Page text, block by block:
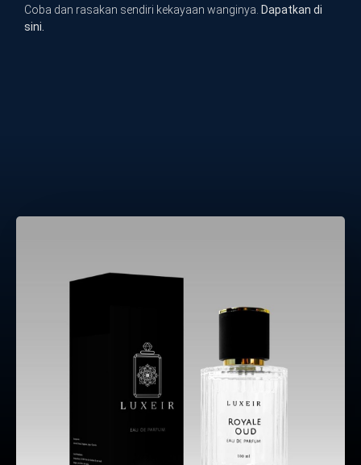
Coba dan rasakan sendiri kekayaan wanginya. Dapatkan di
sini.